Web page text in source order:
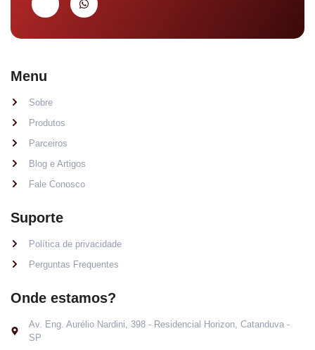
Menu
Sobre
Produtos
Parceiros
Blog e Artigos
Fale Conosco
Suporte
Política de privacidade
Perguntas Frequentes
Onde estamos?
Av. Eng. Aurélio Nardini, 398 - Residencial Horizon, Catanduva -
SP